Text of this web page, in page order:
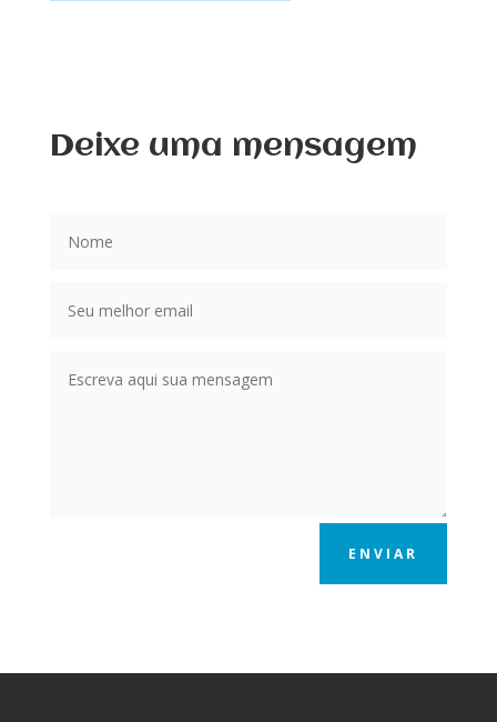
Deixe uma mensagem
ENVIAR